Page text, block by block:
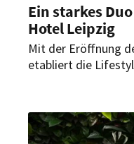
Ein starkes
Hotel Leipzig
Mit der Eröffnung
etabliert die
steht ein